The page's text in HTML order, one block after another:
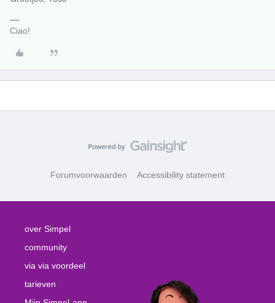
Ciao!
Forumvoorwaarden Accessibility statement
over Simpel
community
via via voordeel
tarieven